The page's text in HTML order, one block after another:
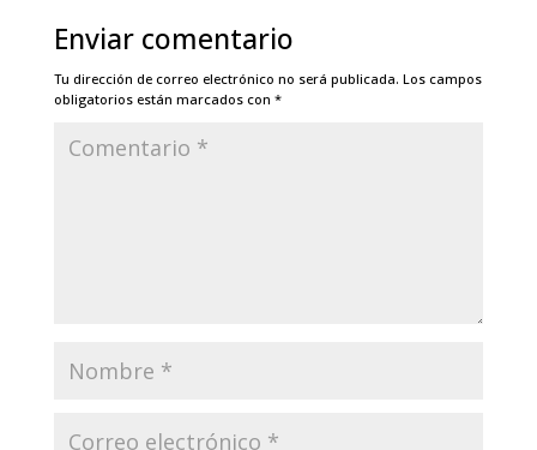
Enviar comentario
Tu dirección de correo electrónico no será publicada. Los campos
obligatorios están marcados con *